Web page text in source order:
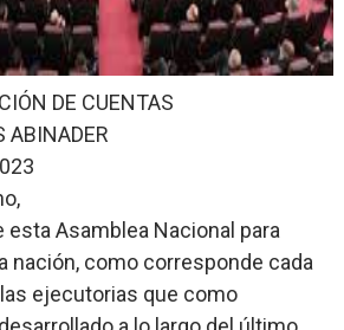
obras en las “villas” y
de DASAC garantizan
para recuperar fuerza gremial
domingo su nueva cúpula
del Colegio de Notarios hace
DE CUENTAS
ABINADER
Asamblea Nacional para
nación, como corresponde cada
ejecutorias que como